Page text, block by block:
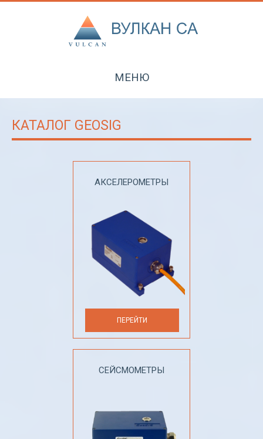
МЕНЮ
КАТАЛОГ GEOSIG
АКСЕЛЕРОМЕТРЫ
ПЕРЕЙТИ
СЕЙСМОМЕТРЫ